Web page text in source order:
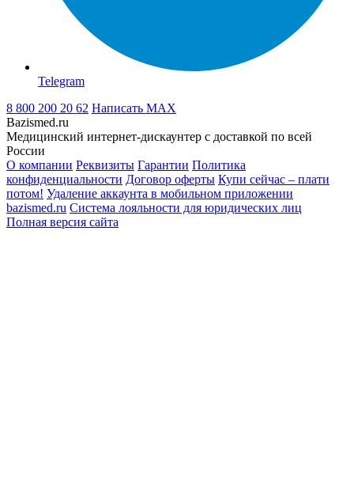
Telegram
8 800 200 20 62 Написать MAX
Bazismed.ru
Медицинский интернет-дискаунтер с доставкой по всей
России
О компании Реквизиты Гарантии Политика
конфиденциальности Договор оферты Купи сейчас – плати
потом! Удаление аккаунта в мобильном приложении
bazismed.ru Система лояльности для юридических лиц
Полная версия сайта